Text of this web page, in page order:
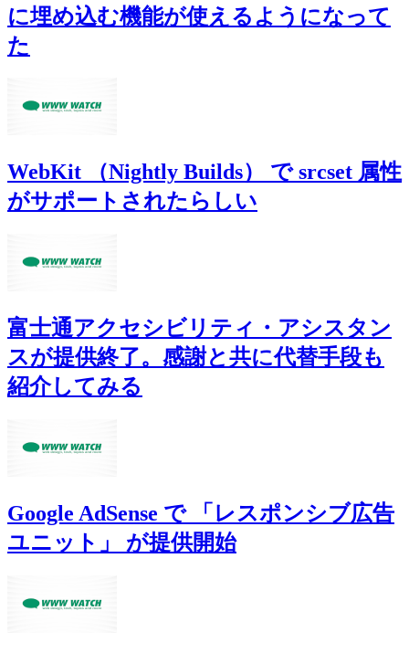
に埋め込む機能が使えるようになって
た
WebKit （Nightly Builds） で srcset 属性
がサポートされたらしい
富士通アクセシビリティ・アシスタン
スが提供終了。感謝と共に代替手段も
紹介してみる
Google AdSense で 「レスポンシブ広告
ユニット」 が提供開始